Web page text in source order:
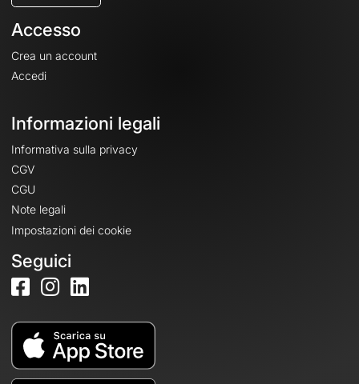
Accesso
Crea un account
Accedi
Informazioni legali
Informativa sulla privacy
CGV
CGU
Note legali
Impostazioni dei cookie
Seguici